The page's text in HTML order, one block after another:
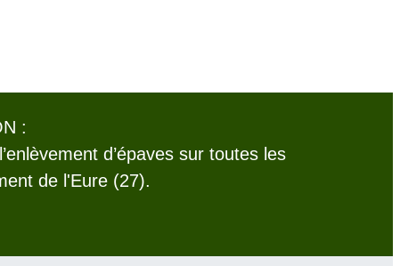
:
d’épaves sur toutes les
de l'Eure (27).